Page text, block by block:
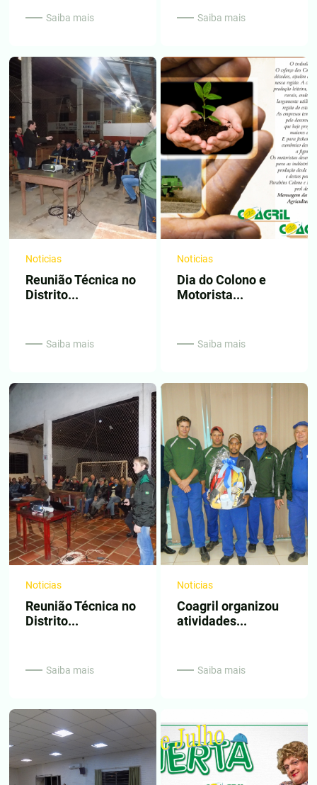
Saiba mais Saiba mais
Noticias
Reunião Técnica no
Distrito...
Saiba mais
Noticias
Dia do Colono e
Motorista...
Saiba mais
Noticias
Reunião Técnica no
Distrito...
Saiba mais
Noticias
Coagril organizou
atividades...
Saiba mais